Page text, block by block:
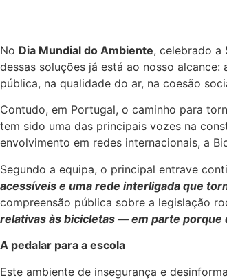
No Dia Mundial do Ambiente, celebrado a
dessas soluções já está ao nosso
pública, na qualidade do ar, na coesão
Contudo, em Portugal, o caminho para
tem sido uma das principais vozes na
envolvimento em redes internacionais, a
Segundo a equipa, o principal entrave
acessíveis e uma rede interligada que
compreensão pública sobre a legislação
relativas às bicicletas — em parte porque
A pedalar para a escola
Este ambiente de insegurança e